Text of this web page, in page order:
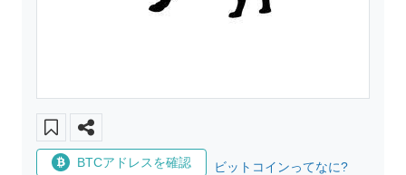
BTCアドレスを確認 ビットコインってなに?